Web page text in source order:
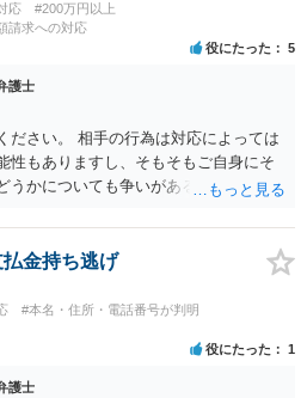
応
#200万円以上
請求への対応
役にたった 5
護士
ださい。 相手の行為は対応によっては
性もありますし、そもそもご自身にそ
うかについても争いがあるでしょう。
金持ち逃げ
#本名・住所・電話番号が判明
役にたった 1
護士